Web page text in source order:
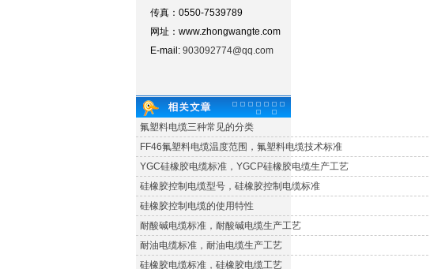
传真：0550-7539789
网址：www.zhongwangte.com
E-mail: 903092774@qq.com
氟塑料电缆三种常见的分类
FF46氟塑料电缆温度范围，氟塑料电缆技术标准
YGC硅橡胶电缆标准，YGCP硅橡胶电缆生产工艺
硅橡胶控制电缆型号，硅橡胶控制电缆标准
硅橡胶控制电缆的使用特性
耐酸碱电缆标准，耐酸碱电缆生产工艺
耐油电缆标准，耐油电缆生产工艺
硅橡胶电缆标准，硅橡胶电缆工艺